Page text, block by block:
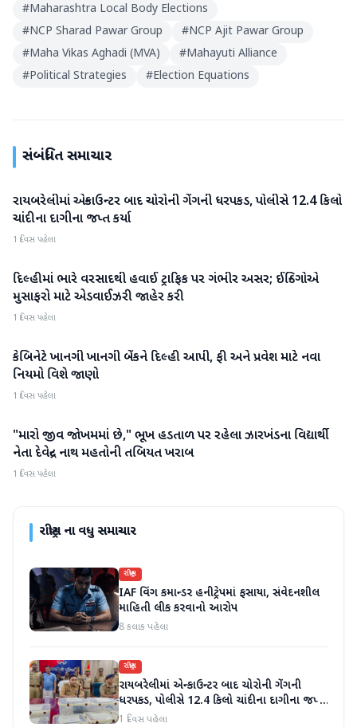
#Maharashtra Local Body Elections
#NCP Sharad Pawar Group #NCP Ajit Pawar Group
#Maha Vikas Aghadi (MVA) #Mahayuti Alliance
#Political Strategies #Election Equations
સંબંધિત સમાચાર
રાષ્ટ્રીય
રાયબરેલીમાં એન્કાઉન્ટર બાદ ચોરોની ગેંગની ધરપકડ, પોલીસે 12.4 કિલો
ચાંદીના દાગીના જપ્ત કર્યા
1 દિવસ પહેલા
રાષ્ટ્રીય
દિલ્હીમાં ભારે વરસાદથી હવાઈ ટ્રાફિક પર ગંભીર અસર; ઈન્ડિગોએ
મુસાફરો માટે એડવાઈઝરી જાહેર કરી
1 દિવસ પહેલા
રાષ્ટ્રીય
કેબિનેટે ખાનગી ખાનગી બેંકને દિલ્હી આપી, ફી અને પ્રવેશ માટે નવા
નિયમો વિશે જાણો
1 દિવસ પહેલા
રાષ્ટ્રીય
"મારો જીવ જોખમમાં છે," ભૂખ હડતાળ પર રહેલા ઝારખંડના વિદ્યાર્થી
નેતા દેવેન્દ્ર નાથ મહતોની તબિયત ખરાબ
1 દિવસ પહેલા
રાષ્ટ્રીયના વધુ સમાચાર
રાષ્ટ્રીય
IAF વિંગ કમાન્ડર હનીટ્રેપમાં ફસાયા, સંવેદનશીલ
માહિતી લીક કરવાનો આરોપ
8 કલાક પહેલા
રાષ્ટ્રીય
રાયબરેલીમાં એન્કાઉન્ટર બાદ ચોરોની ગેંગની
ધરપકડ, પોલીસે 12.4 કિલો ચાંદીના દાગીના જપ્ત
કર્યા
1 દિવસ પહેલા